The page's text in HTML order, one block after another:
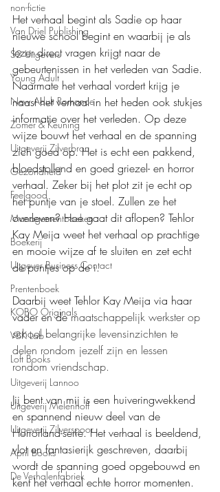
non-fictie
Van Driel Publishing
S2 Uitgevers
Young Adult
New Adult Romance
Zomer & Keuning
Uitgeverij Zilverbron
Gezondheid
Feelgood
Managementboeken
Boekerij
Uitgever Business Contact
Prentenboek
KOBO Originals
VBK Lab
Loft Books
Uitgeverij Lannoo
Uitgeverij Melenhoff
Uitgeverij Zilverspoor
April Books
De Verhalenfabriek
Het verhaal begint als Sadie op haar
nieuwe school begint en waarbij je als
lezer direct vragen krijgt naar de
gebeurtenissen in het verleden van Sadie.
Naarmate het verhaal vordert krijg je
naast het verhaal in het heden ook stukjes
informatie over het verleden. Op deze
wijze bouwt het verhaal en de spanning
zich goed op. Het is echt een pakkend,
bloedstollend en goed griezel- en horror
verhaal. Zeker bij het plot zit je echt op
het puntje van je stoel. Zullen ze het
overleven? Hoe gaat dit aflopen? Tehlor
Kay Meija weet het verhaal op prachtige
en mooie wijze af te sluiten en zet echt
de puntjes op de i.
Daarbij weet Tehlor Kay Meija via haar
vader en de maatschappelijk werkster op
school belangrijke levensinzichten te
delen rondom jezelf zijn en lessen
rondom vriendschap.
Jij bent van mij is een huiveringwekkend
en spannend nieuw deel van de
Horrorland-serie. Het verhaal is beeldend,
vlot en fantasierijk geschreven, daarbij
wordt de spanning goed opgebouwd en
kent het verhaal echte horror momenten.